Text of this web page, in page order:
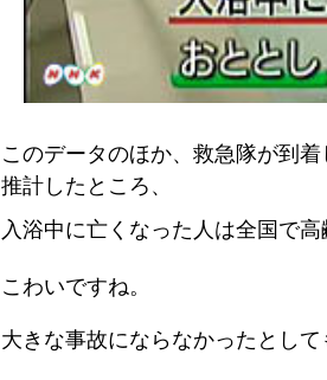
このデータのほか、救急隊が到
推計したところ、
入浴中に亡くなった人は全国で
こわいですね。
大きな事故にならなかったとして